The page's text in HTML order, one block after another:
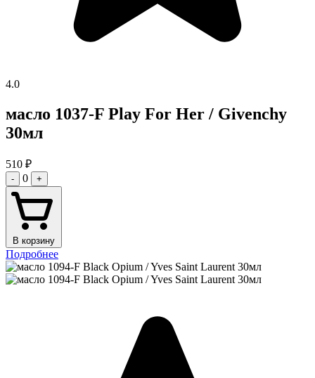
4.0
масло 1037-F Play For Her / Givenchy
30мл
510 ₽
- 0 +
В корзину
Подробнее